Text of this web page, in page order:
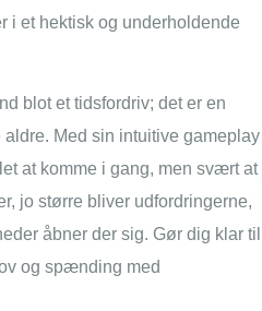
i et hektisk og underholdende
blot et tidsfordriv; det er en
Med sin intuitive gameplay
at komme i gang, men svært at
jo større bliver udfordringerne,
åbner der sig. Gør dig klar til
og spænding med